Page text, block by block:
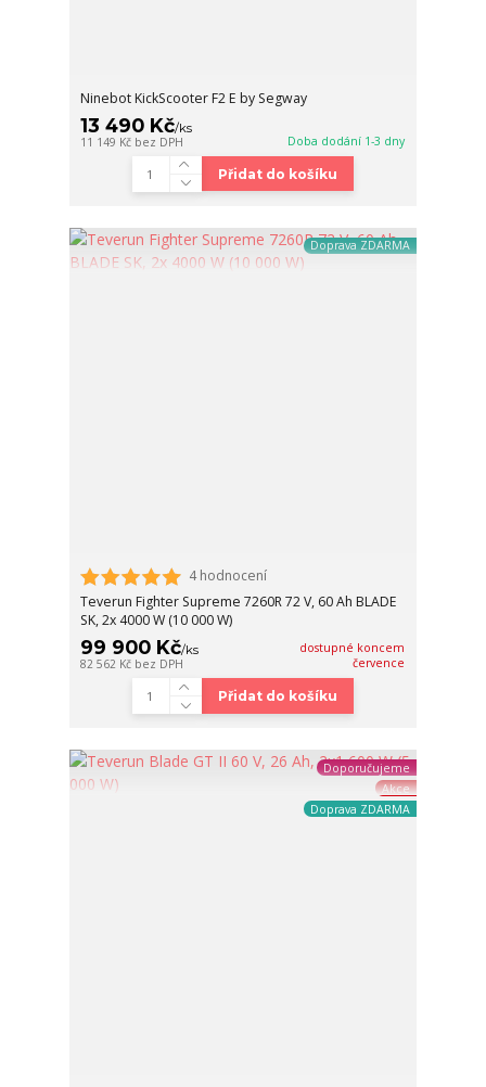
Ninebot KickScooter F2 E by Segway
13 490 Kč/ks
11 149 Kč bez DPH Doba dodání 1-3 dny
Přidat do košíku
Doprava ZDARMA
4 hodnocení
Teverun Fighter Supreme 7260R 72 V, 60 Ah BLADE
SK, 2x 4000 W (10 000 W)
99 900 Kč/ks
82 562 Kč bez DPH
dostupné koncem
července
Přidat do košíku
Doporučujeme
Akce
Doprava ZDARMA